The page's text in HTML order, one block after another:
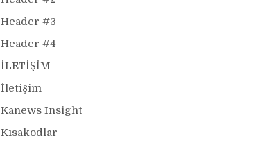
Header #3
Header #4
İLETİŞİM
İletişim
Kanews Insight
Kısakodlar